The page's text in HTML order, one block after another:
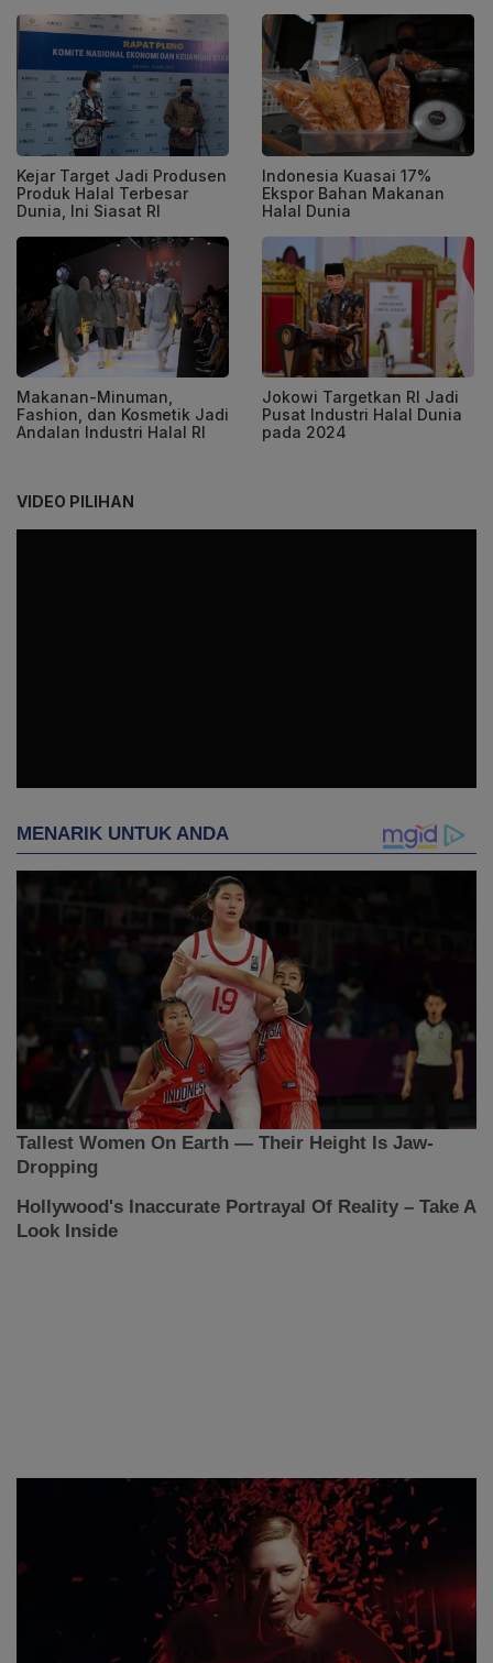
Kejar Target Jadi Produsen
Produk Halal Terbesar
Dunia, Ini Siasat RI
Indonesia Kuasai 17%
Ekspor Bahan Makanan
Halal Dunia
Makanan-Minuman,
Fashion, dan Kosmetik Jadi
Andalan Industri Halal RI
Jokowi Targetkan RI Jadi
Pusat Industri Halal Dunia
pada 2024
VIDEO PILIHAN